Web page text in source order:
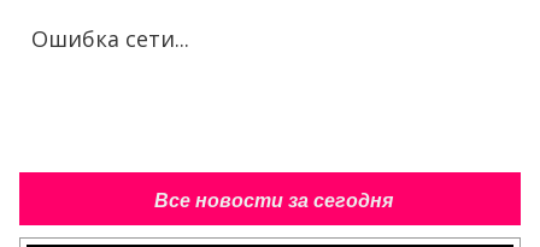
Ошибка сети...
Все новости за сегодня